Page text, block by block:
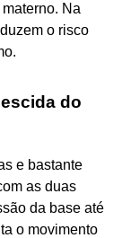
Na
o risco
do
e bastante
as duas
da base até
o movimento